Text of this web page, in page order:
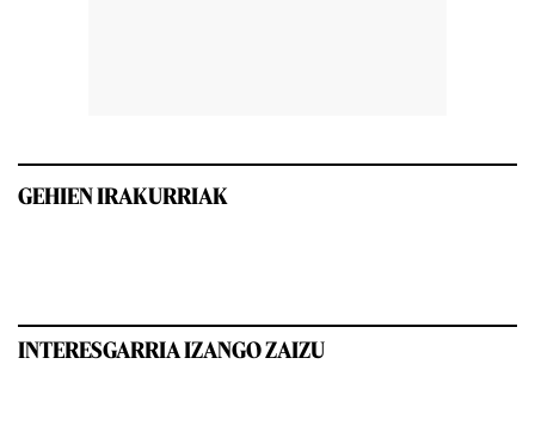
GEHIEN IRAKURRIAK
INTERESGARRIA IZANGO ZAIZU